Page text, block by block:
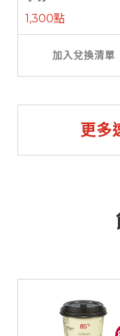
1,300點
加入兌換清單
更多